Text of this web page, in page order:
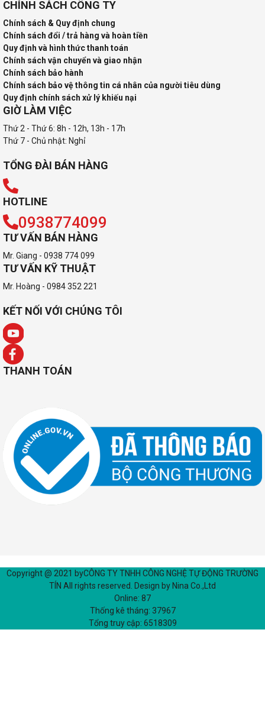
CHÍNH SÁCH CÔNG TY
Chính sách & Quy định chung
Chính sách đổi / trả hàng và hoàn tiền
Quy định và hình thức thanh toán
Chính sách vận chuyển và giao nhận
Chính sách bảo hành
Chính sách bảo vệ thông tin cá nhân của người tiêu dùng
Quy định chính sách xử lý khiếu nại
GIỜ LÀM VIỆC
Thứ 2 - Thứ 6: 8h - 12h, 13h - 17h
Thứ 7 - Chủ nhật: Nghỉ
TỔNG ĐÀI BÁN HÀNG
HOTLINE
0938774099
TƯ VẤN BÁN HÀNG
Mr. Giang - 0938 774 099
TƯ VẤN KỸ THUẬT
Mr. Hoàng - 0984 352 221
KẾT NỐI VỚI CHÚNG TÔI
THANH TOÁN
Copyright @ 2021 byCÔNG TY TNHH CÔNG NGHỆ TỰ ĐỘNG TRƯỜNG
TÍN All rights reserved. Design by Nina Co.,Ltd
Online: 87
Thống kê tháng: 37967
Tổng truy cập: 6518309